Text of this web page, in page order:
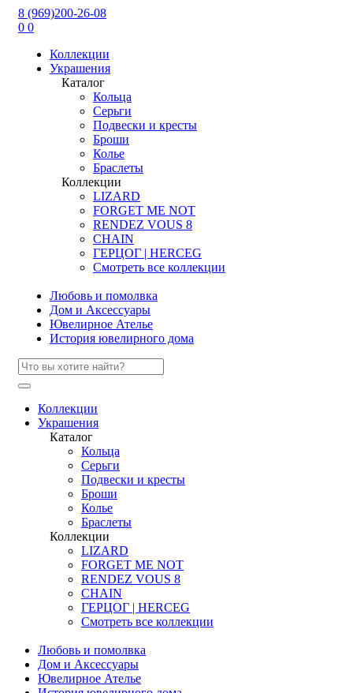
8 (969)200-26-08
0 0
Коллекции
Украшения
Каталог
Кольца
Серьги
Подвески и кресты
Броши
Колье
Браслеты
Коллекции
LIZARD
FORGET ME NOT
RENDEZ VOUS 8
CHAIN
ГЕРЦОГ | HERCEG
Смотреть все коллекции
Любовь и помолвка
Дом и Аксессуары
Ювелирное Ателье
История ювелирного дома
Коллекции
Украшения
Каталог
Кольца
Серьги
Подвески и кресты
Броши
Колье
Браслеты
Коллекции
LIZARD
FORGET ME NOT
RENDEZ VOUS 8
CHAIN
ГЕРЦОГ | HERCEG
Смотреть все коллекции
Любовь и помолвка
Дом и Аксессуары
Ювелирное Ателье